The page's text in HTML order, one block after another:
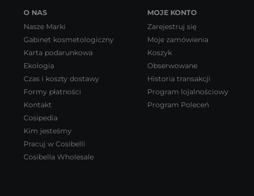
O NAS
Nasze Marki
Gabinet kosmetologiczny
Karta podarunkowa
Ekologia
Czas i koszty dostawy
Formy płatności
Kontakt
Cosipedia
Kim jesteśmy
Pracuj w Cosibelli
Cosibella Wholesale
MOJE KONTO
Zarejestruj się
Moje zamówienia
Koszyk
Obserwowane
Historia transakcji
Program lojalnościowy
Program Poleceń